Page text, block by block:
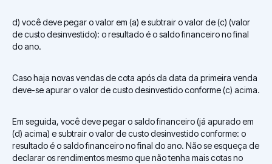
d) você deve pegar o valor em (a) e subtrair o valor de (c) (valor
de custo desinvestido): o resultado é o saldo financeiro no final
do ano.
Caso haja novas vendas de cota após da data da primeira venda
deve-se apurar o valor de custo desinvestido conforme (c) acima.
Em seguida, você deve pegar o saldo financeiro (já apurado em
(d) acima) e subtrair o valor de custo desinvestido conforme: o
resultado é o saldo financeiro no final do ano. Não se esqueça de
declarar os rendimentos mesmo que não tenha mais cotas no